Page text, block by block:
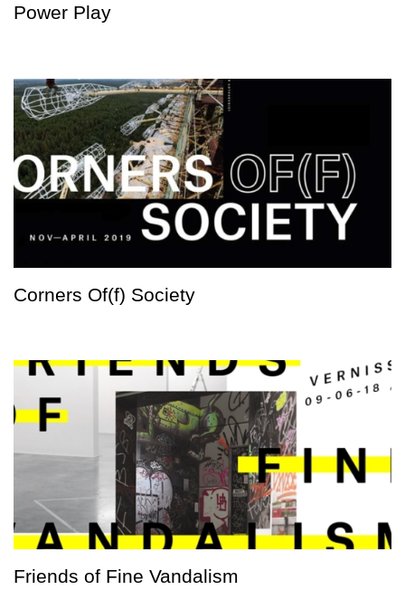
Power Play
Corners Of(f) Society
Friends of Fine Vandalism